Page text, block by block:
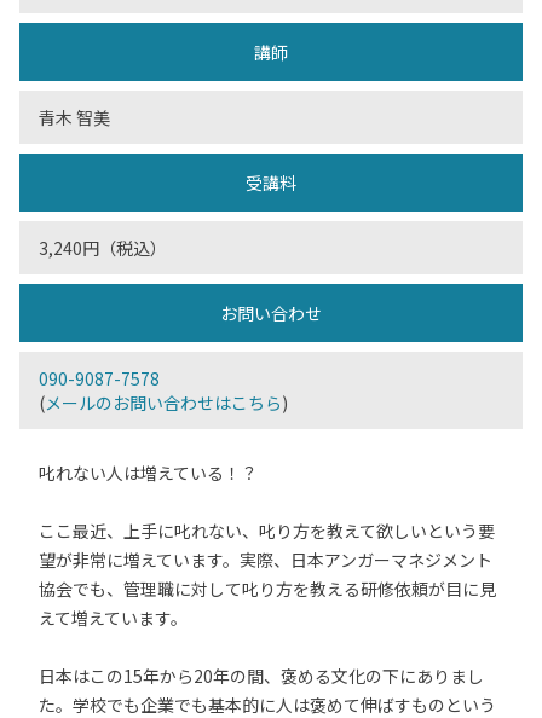
講師
青木 智美
受講料
3,240円（税込）
お問い合わせ
090-9087-7578
(メールのお問い合わせはこちら)
叱れない人は増えている！？
ここ最近、上手に叱れない、叱り方を教えて欲しいという要
望が非常に増えています。実際、日本アンガーマネジメント
協会でも、管理職に対して叱り方を教える研修依頼が目に見
えて増えています。
日本はこの15年から20年の間、褒める文化の下にありまし
た。学校でも企業でも基本的に人は褒めて伸ばすものという